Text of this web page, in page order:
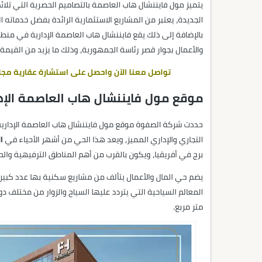
يتميز مول فايننشال هاب العاصمة بالتصاميم الحصرية التي
الجديدة، يعتبر من المشاريع الاستثمارية الرائدة بفضل
بالإضافة إلى ذلك يقع فايننشال هاب العاصمة الإدارية في
والأعمال بجوار قصر رئاسة الجمهورية، وذلك ما يزيد من
تواصل معنا الآن واحصل على استشارة عقارية
موقع مول فايننشال هاب العاصمة
حددت شركة الصفوة موقع مول فايننشال هاب العاصمة
التجاري والإداري المميز، ويعد هذا الحي من أشهر الأحياء في
برج في أفريقيا، ويكون بالقرب من أهم المناطق الترفيهية
يضم حي المال والأعمال يتألف من مشاريع سكنية بها عدد
متر مربع.